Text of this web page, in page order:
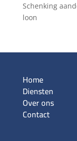
Schenking
loon
Home
Diensten
Over ons
Contact